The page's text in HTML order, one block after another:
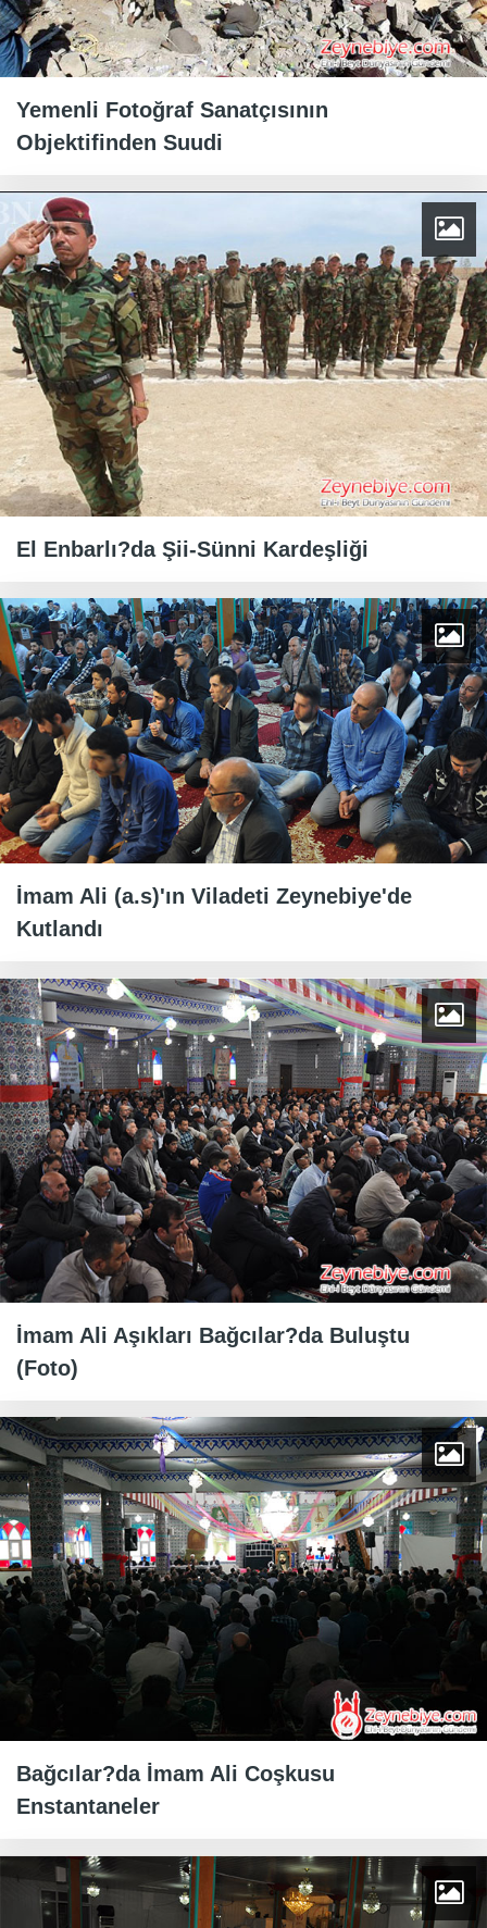
Yemenli Fotoğraf Sanatçısının
Objektifinden Suudi
El Enbarlı?da Şii-Sünni Kardeşliği
İmam Ali (a.s)'ın Viladeti Zeynebiye'de
Kutlandı
İmam Ali Aşıkları Bağcılar?da Buluştu
(Foto)
Bağcılar?da İmam Ali Coşkusu
Enstantaneler